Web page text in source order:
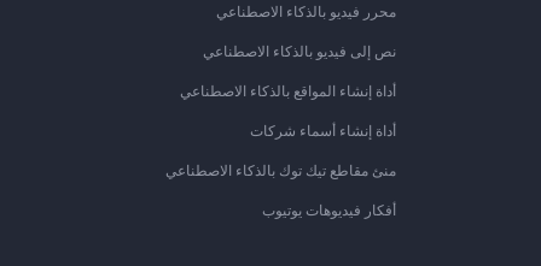
محرر فيديو بالذكاء الاصطناعي
نص إلى فيديو بالذكاء الاصطناعي
أداة إنشاء المواقع بالذكاء الاصطناعي
أداة إنشاء أسماء شركات
منئ مقاطع تيك توك بالذكاء الاصطناعي
أفكار فيديوهات يوتيوب